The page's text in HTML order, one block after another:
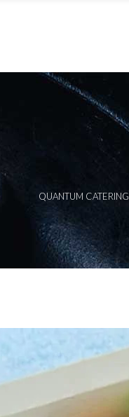
QUANTUM CATERING